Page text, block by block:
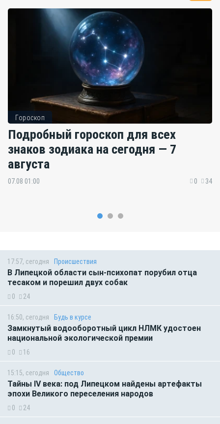
Гороскоп
Подробный гороскоп для всех
знаков зодиака на сегодня — 7
августа
07.08 01:00 0 34
17:57, сегодня Происшествия
В Липецкой области сын-психопат порубил отца
тесаком и порешил двух собак
0 24
16:50, сегодня Будь в курсе
Замкнутый водооборотный цикл НЛМК удостоен
национальной экологической премии
0 16
15:15, сегодня Общество
Тайны IV века: под Липецком найдены артефакты
эпохи Великого переселения народов
0 24